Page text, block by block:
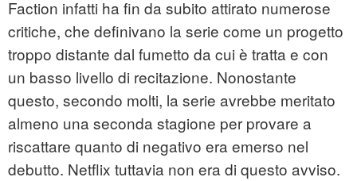
Faction infatti ha fin da subito attirato numerose
critiche, che definivano la serie come un progetto
troppo distante dal fumetto da cui è tratta e con
un basso livello di recitazione. Nonostante
questo, secondo molti, la serie avrebbe meritato
almeno una seconda stagione per provare a
riscattare quanto di negativo era emerso nel
debutto. Netflix tuttavia non era di questo avviso.